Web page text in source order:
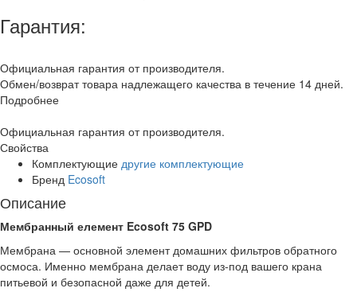
Гарантия:
Официальная гарантия от производителя.
Обмен/возврат товара надлежащего качества в течение 14 дней.
Подробнее
Официальная гарантия от производителя.
Свойства
Комплектующие другие комплектующие
Бренд Ecosoft
Описание
Мембранный елемент Ecosoft 75 GPD
Мембрана — основной элемент домашних фильтров обратного
осмоса. Именно мембрана делает воду из-под вашего крана
питьевой и безопасной даже для детей.